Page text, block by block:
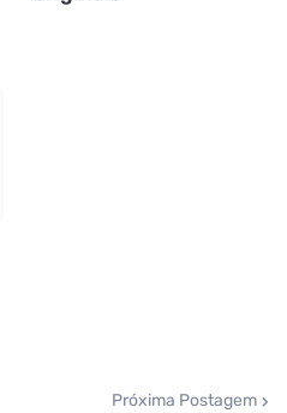
Próxima Postagem